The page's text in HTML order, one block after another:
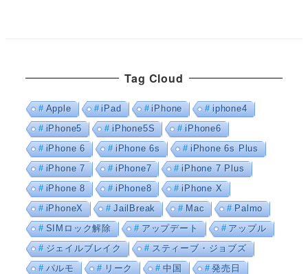
Tag Cloud
Apple iPad iPhone
iphone4
iPhone5
iPhone5S
iPhone6
iPhone 6
iPhone 6s
iPhone 6s Plus
iPhone 7
iPhone7
iPhone 7 Plus
iPhone 8
iPhone8
iPhone X
iPhoneX
JailBreak Mac
Palmo
SIMロック解除
アップデート
アップル
ジェイルブレイク
スティーブ・ジョブズ
パルモ
リーク 中国
発売日